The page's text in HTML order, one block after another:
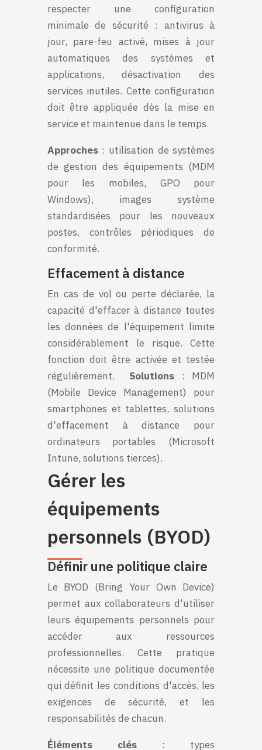
respecter une configuration
minimale de sécurité : antivirus à
jour, pare-feu activé, mises à jour
automatiques des systèmes et
applications, désactivation des
services inutiles. Cette configuration
doit être appliquée dès la mise en
service et maintenue dans le temps.
Approches: utilisation de systèmes
de gestion des équipements (MDM
pour les mobiles, GPO pour
Windows), images système
standardisées pour les nouveaux
postes, contrôles périodiques de
conformité.
Effacement à distance
En cas de vol ou perte déclarée, la
capacité d'effacer à distance toutes
les données de l'équipement limite
considérablement le risque. Cette
fonction doit être activée et testée
régulièrement. Solutions : MDM
(Mobile Device Management) pour
smartphones et tablettes, solutions
d'effacement à distance pour
ordinateurs portables (Microsoft
Intune, solutions tierces).
Gérer les
équipements
personnels (BYOD)
Définir une politique claire
Le BYOD (Bring Your Own Device)
permet aux collaborateurs d'utiliser
leurs équipements personnels pour
accéder aux ressources
professionnelles. Cette pratique
nécessite une politique documentée
qui définit les conditions d'accès, les
exigences de sécurité, et les
responsabilités de chacun.
Éléments clés: types